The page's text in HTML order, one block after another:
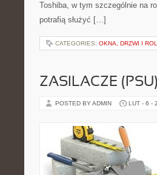
Toshiba, w tym szczególnie na
potrafią służyć […]
CATEGORIES: OKNA, DRZWI I
ZASILACZE (PSU)
POSTED BY ADMIN LUT - 6 -